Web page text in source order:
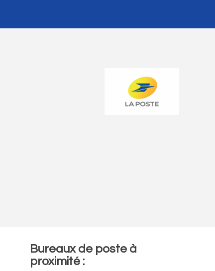
Bureaux de poste à
proximité :